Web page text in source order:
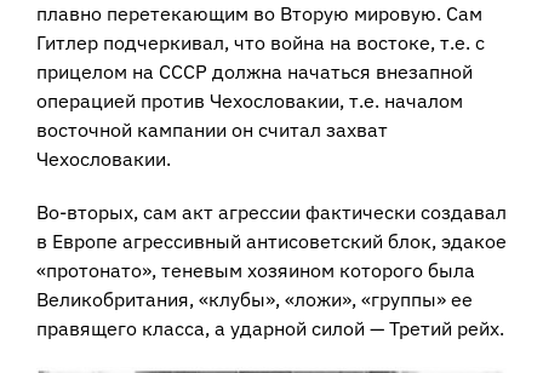
плавно перетекающим во Вторую мировую. Сам
Гитлер подчеркивал, что война на востоке, т.е. с
прицелом на СССР должна начаться внезапной
операцией против Чехословакии, т.е. началом
восточной кампании он считал захват
Чехословакии.
Во-вторых, сам акт агрессии фактически создавал
в Европе агрессивный антисоветский блок, эдакое
«протонато», теневым хозяином которого была
Великобритания, «клубы», «ложи», «группы» ее
правящего класса, а ударной силой — Третий рейх.